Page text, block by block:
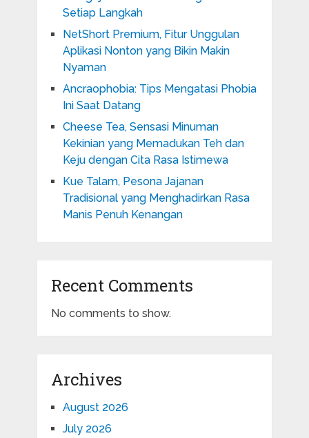
Setiap Langkah
NetShort Premium, Fitur Unggulan
Aplikasi Nonton yang Bikin Makin
Nyaman
Ancraophobia: Tips Mengatasi Phobia
Ini Saat Datang
Cheese Tea, Sensasi Minuman
Kekinian yang Memadukan Teh dan
Keju dengan Cita Rasa Istimewa
Kue Talam, Pesona Jajanan
Tradisional yang Menghadirkan Rasa
Manis Penuh Kenangan
Recent Comments
No comments to show.
Archives
August 2026
July 2026